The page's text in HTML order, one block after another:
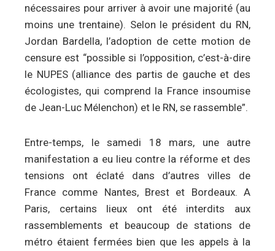
nécessaires pour arriver à avoir une majorité (au
moins une trentaine). Selon le président du RN,
Jordan Bardella, l’adoption de cette motion de
censure est “possible si l’opposition, c’est-à-dire
le NUPES (alliance des partis de gauche et des
écologistes, qui comprend la France insoumise
de Jean-Luc Mélenchon) et le RN, se rassemble”.
Entre-temps, le samedi 18 mars, une autre
manifestation a eu lieu contre la réforme et des
tensions ont éclaté dans d’autres villes de
France comme Nantes, Brest et Bordeaux. A
Paris, certains lieux ont été interdits aux
rassemblements et beaucoup de stations de
métro étaient fermées bien que les appels à la